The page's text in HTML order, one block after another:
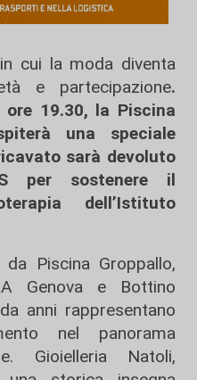
cui la moda diventa
e partecipazione.
19.30, la Piscina
una speciale
sarà devoluto
per sostenere il
dell’Istituto
da Piscina Groppallo,
Genova e Bottino
anni rappresentano
nel panorama
Gioielleria Natoli,